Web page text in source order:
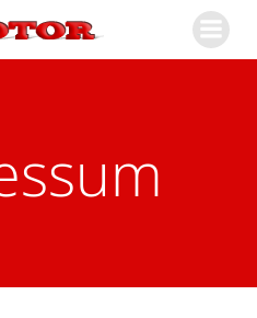
Inhalt
springen